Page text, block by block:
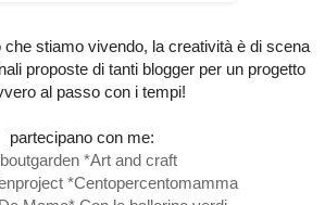
che stiamo vivendo, la creatività è di scena
proposte di tanti blogger per un progetto
al passo con i tempi!
partecipano con me:
*Art and craft
*Centopercentomamma